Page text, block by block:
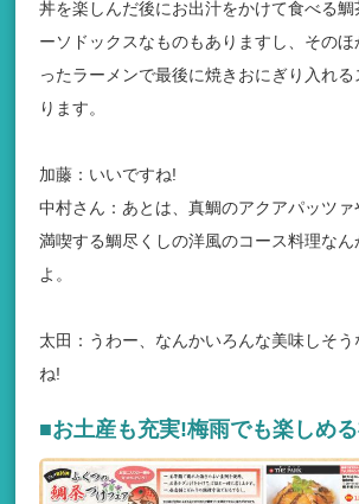
丼を楽しんだ後にお出汁をかけて食べる
ーソドックスなものもありますし、その
ったラーメンで最後に焼きおにぎり入れ
ります。
加藤：いいですね!
中村さん：あとは、真鯛のアクアパッツ
満喫する鯛尽くしの洋風のコース料理な
よ。
太田：うわー、なんかいろんな美味しそ
ね!
■お土産も充実!梅雨でも楽しめ